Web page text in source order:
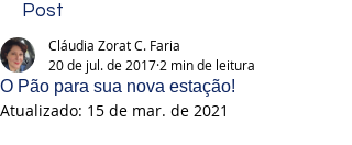
Post
O Pão para sua nova estação!
Cláudia Zorat C. Faria
20 de jul. de 2017 2 min de leitura
Atualizado: 15 de mar. de 2021